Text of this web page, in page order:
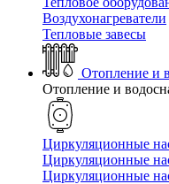
Воздухонагреватели
Тепловые завесы
Отопление и
Отопление и
Циркуляционные
Циркуляционные
Циркуляционные